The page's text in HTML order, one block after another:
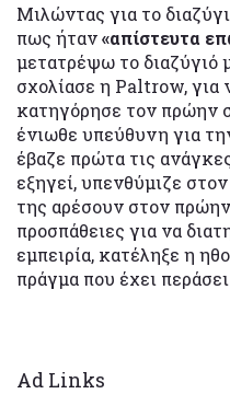
Μιλώντας για το
πως ήταν«απίστευτα
μετατρέψω το διαζύγιό
σχολίασε η Paltrow,
κατηγόρησε τον πρώην
ένιωθε υπεύθυνη για
έβαζε πρώτα τις
εξηγεί, υπενθύμιζε
της αρέσουν στον
προσπάθειες για να
εμπειρία, κατέληξε η
πράγμα που έχει
Ad Links